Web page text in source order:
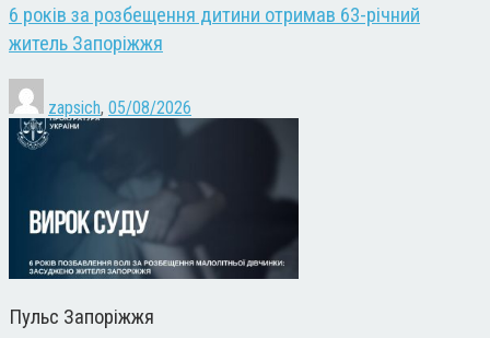
6 років за розбещення дитини отримав 63-річний
житель Запоріжжя
zapsich, 05/08/2026
Пульс Запоріжжя